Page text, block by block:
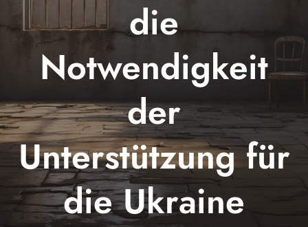
die
Notwendigkeit
der
Unterstützung für
die Ukraine